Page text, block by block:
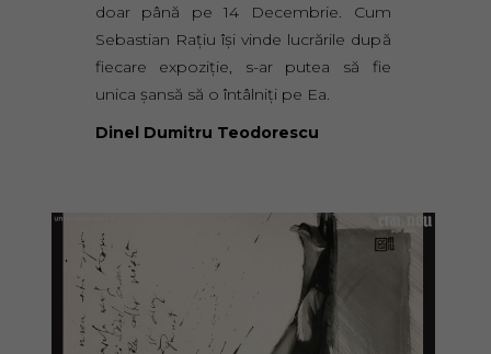
doar până pe 14 Decembrie. Cum
Sebastian Raţiu îşi vinde lucrările după
fiecare expoziţie, s-ar putea să fie
unica şansă să o întâlniţi pe Ea.
Dinel Dumitru Teodorescu